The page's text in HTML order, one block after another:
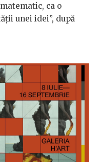
ca o
unei idei”, după